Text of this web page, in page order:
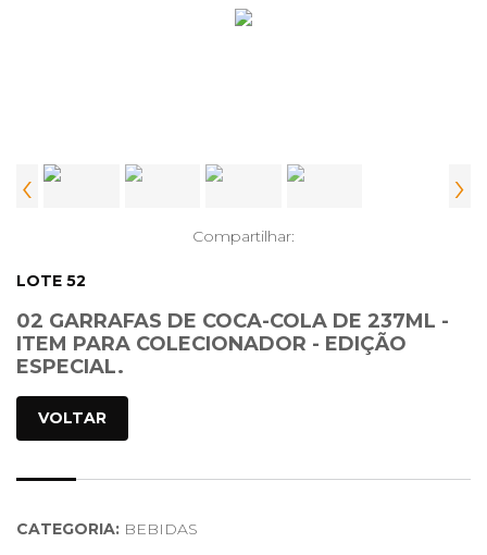
‹ ›
Compartilhar:
LOTE 52
02 GARRAFAS DE COCA-COLA DE 237ML -
ITEM PARA COLECIONADOR - EDIÇÃO
ESPECIAL.
VOLTAR
CATEGORIA: BEBIDAS